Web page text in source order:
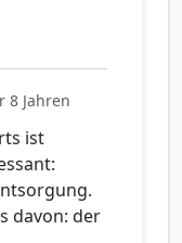
8 Jahren
ist
davon: der